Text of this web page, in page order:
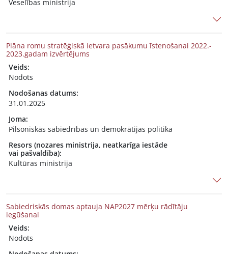
Veselības ministrija
Plāna romu stratēģiskā ietvara pasākumu īstenošanai 2022.-
2023.gadam izvērtējums
Veids:
Nodots
Nodošanas datums:
31.01.2025
Joma:
Pilsoniskās sabiedrības un demokrātijas politika
Resors (nozares ministrija, neatkarīga iestāde
vai pašvaldība):
Kultūras ministrija
Sabiedriskās domas aptauja NAP2027 mērķu rādītāju
iegūšanai
Veids:
Nodots